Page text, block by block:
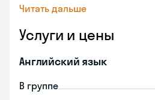
Читать дальше
Услуги и цены
Английский язык
В группе